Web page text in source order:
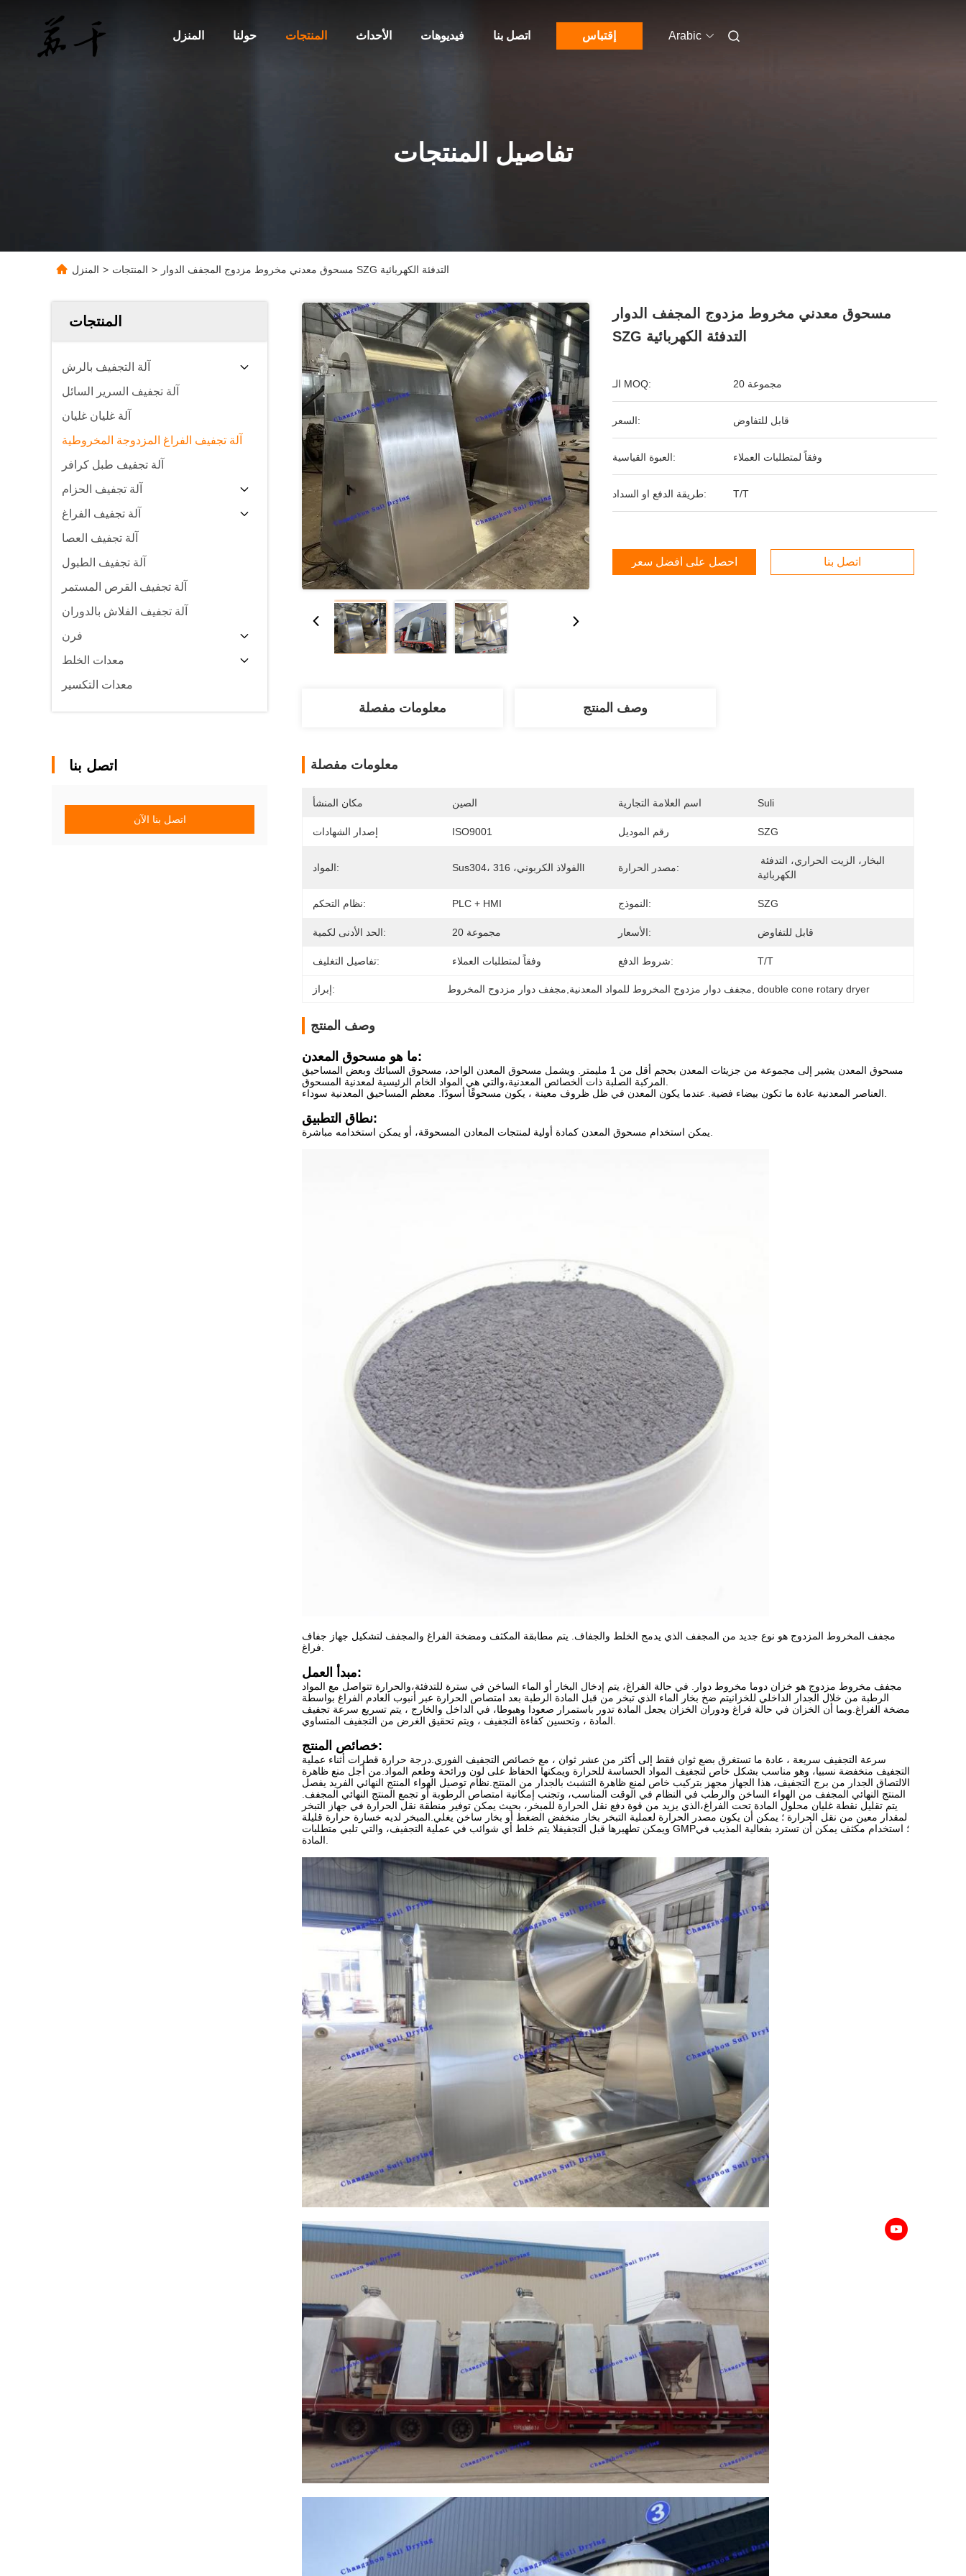
المنزل حولنا المنتجات الأحداث فيديوهات اتصل بنا إقتباس Arabic
تفاصيل المنتجات
المنزل > المنتجات > مسحوق معدني مخروط مزدوج المجفف الدوار SZG التدفئة الكهربائية
المنتجات
آلة التجفيف بالرش
آلة تجفيف السرير السائل
آلة غليان غليان
آلة تجفيف الفراغ المزدوجة المخروطية
آلة تجفيف طبل كرافر
آلة تجفيف الحزام
آلة تجفيف الفراغ
آلة تجفيف العصا
آلة تجفيف الطبول
آلة تجفيف القرص المستمر
آلة تجفيف الفلاش بالدوران
فرن
معدات الخلط
معدات التكسير
اتصل بنا
اتصل بنا الآن
مسحوق معدني مخروط مزدوج المجفف الدوار
SZG التدفئة الكهربائية
الـ MOQ: 20 مجموعة
السعر: قابل للتفاوض
العبوة القياسية: وفقاً لمتطلبات العملاء
طريقة الدفع او السداد: T/T
احصل على أفضل سعر اتصل بنا
معلومات مفصلة وصف المنتج
معلومات مفصلة
مكان المنشأ الصين اسم العلامة التجارية Suli
إصدار الشهادات ISO9001 رقم الموديل SZG
المواد: Sus304، الفولاذ الكربوني، 316l مصدر الحرارة:
الكهربائية
نظام التحكم: PLC + HMI النموذج: SZG
الحد الأدنى لكمية: 20 مجموعة الأسعار: قابل للتفاوض
تفاصيل التغليف: وفقاً لمتطلبات العملاء شروط الدفع: T/T
إبراز: مجفف دوار مزدوج المخروط للمواد المعدنية,مجفف دوار مزدوج المخروط , double cone rotary dryer
وصف المنتج
ما هو مسحوق المعدن:
مسحوق المعدن يشير إلى مجموعة من جزيئات المعدن بحجم أقل من 1 مليمتر. ويشمل مسحوق المعدن الواحد، مسحوق السبائك وبعض المساحيق
نطاق التطبيق:
مجفف المخروط المزدوج هو نوع جديد من المجفف الذي يدمج الخلط والجفاف. يتم مطابقة المكثف ومضخة الفراغ والمجفف لتشكيل جهاز جفاف
مبدأ العمل:
مجفف مخروط مزدوج هو خزان دوما مخروط دوار. في حالة الفراغ، يتم إدخال البخار أو الماء الساخن في سترة للتدفئة،والحرارة تتواصل مع المواد
الرطبة من خلال الجدار الداخلي للخزانيتم ضخ بخار الماء الذي تبخر من قبل المادة الرطبة بعد امتصاص الحرارة عبر أنبوب العادم الفراغ بواسطة
مضخة الفراغ.وبما أن الخزان في حالة فراغ ودوران الخزان يجعل المادة تدور باستمرار صعودا وهبوطا، في الداخل والخارج ، يتم تسريع سرعة تجفيف
خصائص المنتج:
سرعة التجفيف سريعة ، عادة ما تستغرق بضع ثوان فقط إلى أكثر من عشر ثوان ، مع خصائص التجفيف الفوري.درجة حرارة قطرات أثناء عملية
التجفيف منخفضة نسبيا، وهو مناسب بشكل خاص لتجفيف المواد الحساسة للحرارة ويمكنها الحفاظ على لون ورائحة وطعم المواد.من أجل منع ظاهرة
الالتصاق الجدار من برج التجفيف، هذا الجهاز مجهز بتركيب خاص لمنع ظاهرة التشبث بالجدار من المنتج.نظام توصيل الهواء المنتج النهائي الفريد يفصل
المنتج النهائي المجفف من الهواء الساخن والرطب في النظام في الوقت المناسب، وتجنب إمكانية امتصاص الرطوبة أو تجمع المنتج النهائي المجفف.
يتم تقليل نقطة غليان محلول المادة تحت الفراغ،الذي يزيد من قوة دفع نقل الحرارة للمبخر، بحيث يمكن توفير منطقة نقل الحرارة في جهاز التبخر
لمقدار معين من نقل الحرارة ؛ يمكن أن يكون مصدر الحرارة لعملية التبخر بخار منخفض الضغط أو بخار ساخن يغلي.المبخر لديه خسارة حرارة قليلة
ويمكن تطهيرها قبل التجفيفلا يتم خلط أي شوائب في عملية التجفيف، والتي تلبي متطلبات GMP؛ استخدام مكثف يمكن أن تسترد بفعالية المذيب في